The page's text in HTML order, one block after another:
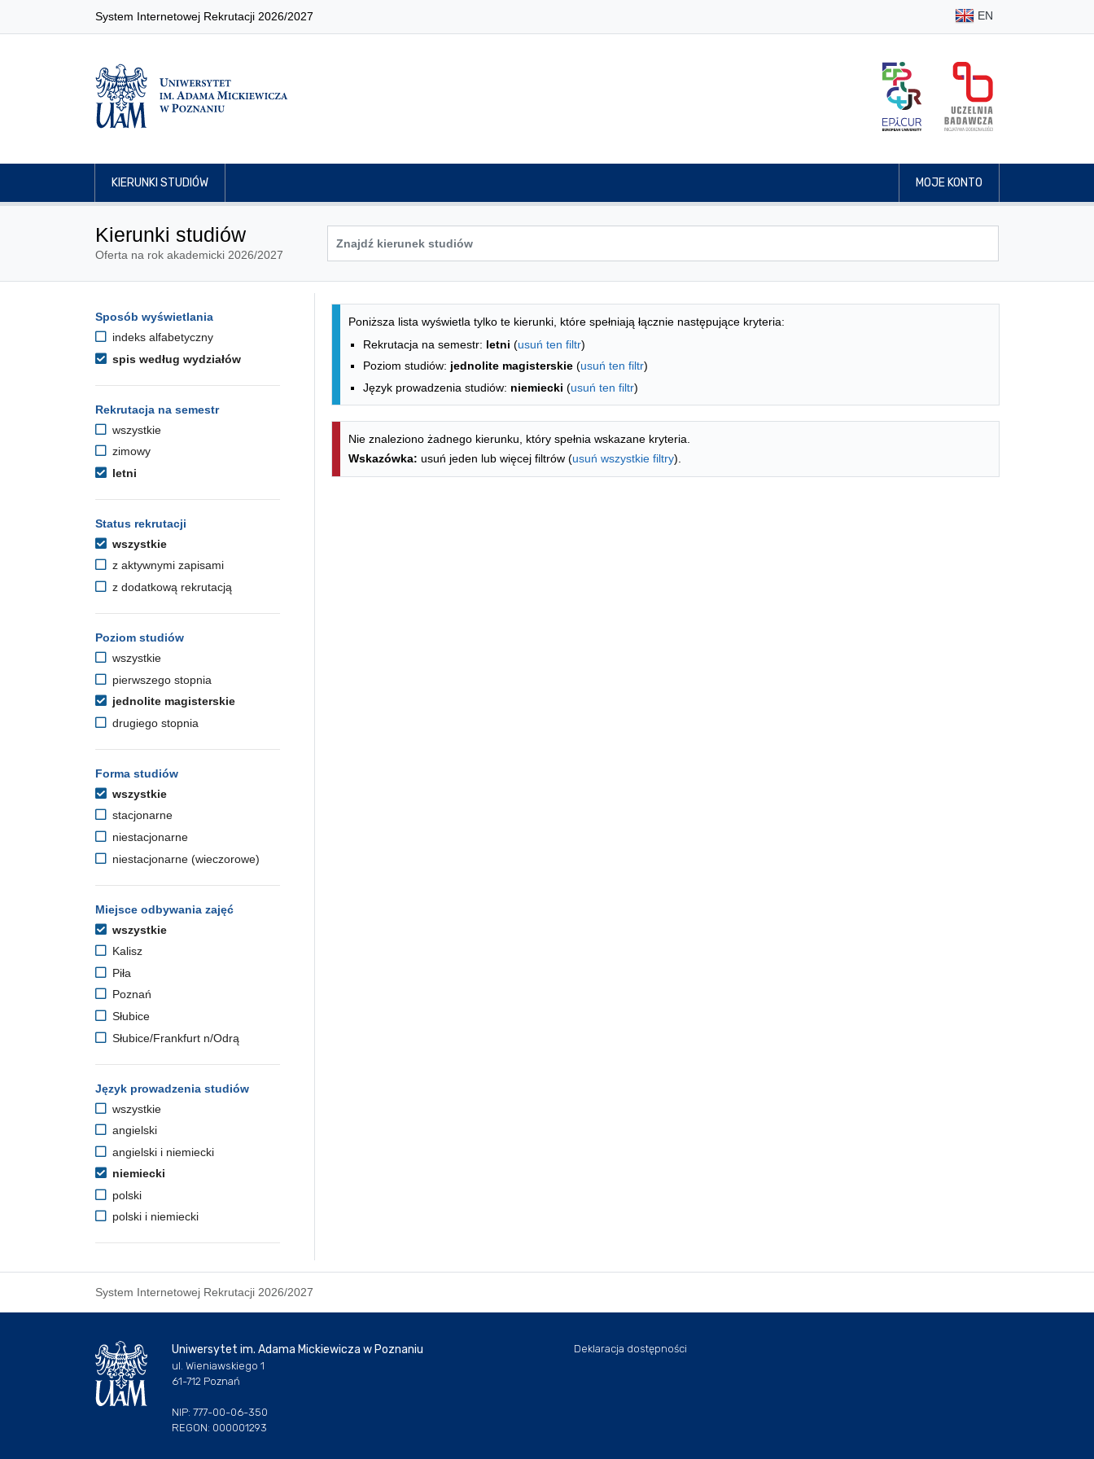
System Internetowej Rekrutacji 2026/2027 EN
KIERUNKI STUDIÓW MOJE KONTO
Kierunki studiów
Oferta na rok akademicki 2026/2027
Opcje filtrowania kierunków studiów
Przejdź do listy kierunków
Sposób wyświetlania
indeks alfabetyczny
spis według wydziałów
Rekrutacja na semestr
wszystkie
zimowy
letni
Status rekrutacji
wszystkie
z aktywnymi zapisami
z dodatkową rekrutacją
Poziom studiów
wszystkie
pierwszego stopnia
jednolite magisterskie
drugiego stopnia
Forma studiów
wszystkie
stacjonarne
niestacjonarne
niestacjonarne (wieczorowe)
Miejsce odbywania zajęć
wszystkie
Kalisz
Piła
Poznań
Słubice
Słubice/Frankfurt n/Odrą
Język prowadzenia studiów
wszystkie
angielski
angielski i niemiecki
niemiecki
polski
polski i niemiecki
Lista kierunków - spis według wydziałów
Poniższa lista wyświetla tylko te kierunki, które spełniają łącznie następujące kryteria:
Rekrutacja na semestr: letni (usuń ten filtr)
Poziom studiów: jednolite magisterskie (usuń ten filtr)
Język prowadzenia studiów: niemiecki (usuń ten filtr)
Nie znaleziono żadnego kierunku, który spełnia wskazane kryteria.
Wskazówka: usuń jeden lub więcej filtrów (usuń wszystkie filtry).
System Internetowej Rekrutacji 2026/2027
Uniwersytet im. Adama Mickiewicza w Poznaniu
ul. Wieniawskiego 1
61-712 Poznań
NIP: 777-00-06-350
REGON: 000001293
Deklaracja dostępności